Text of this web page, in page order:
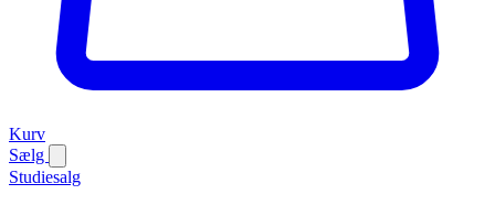
Kurv
Sælg
Studiesalg